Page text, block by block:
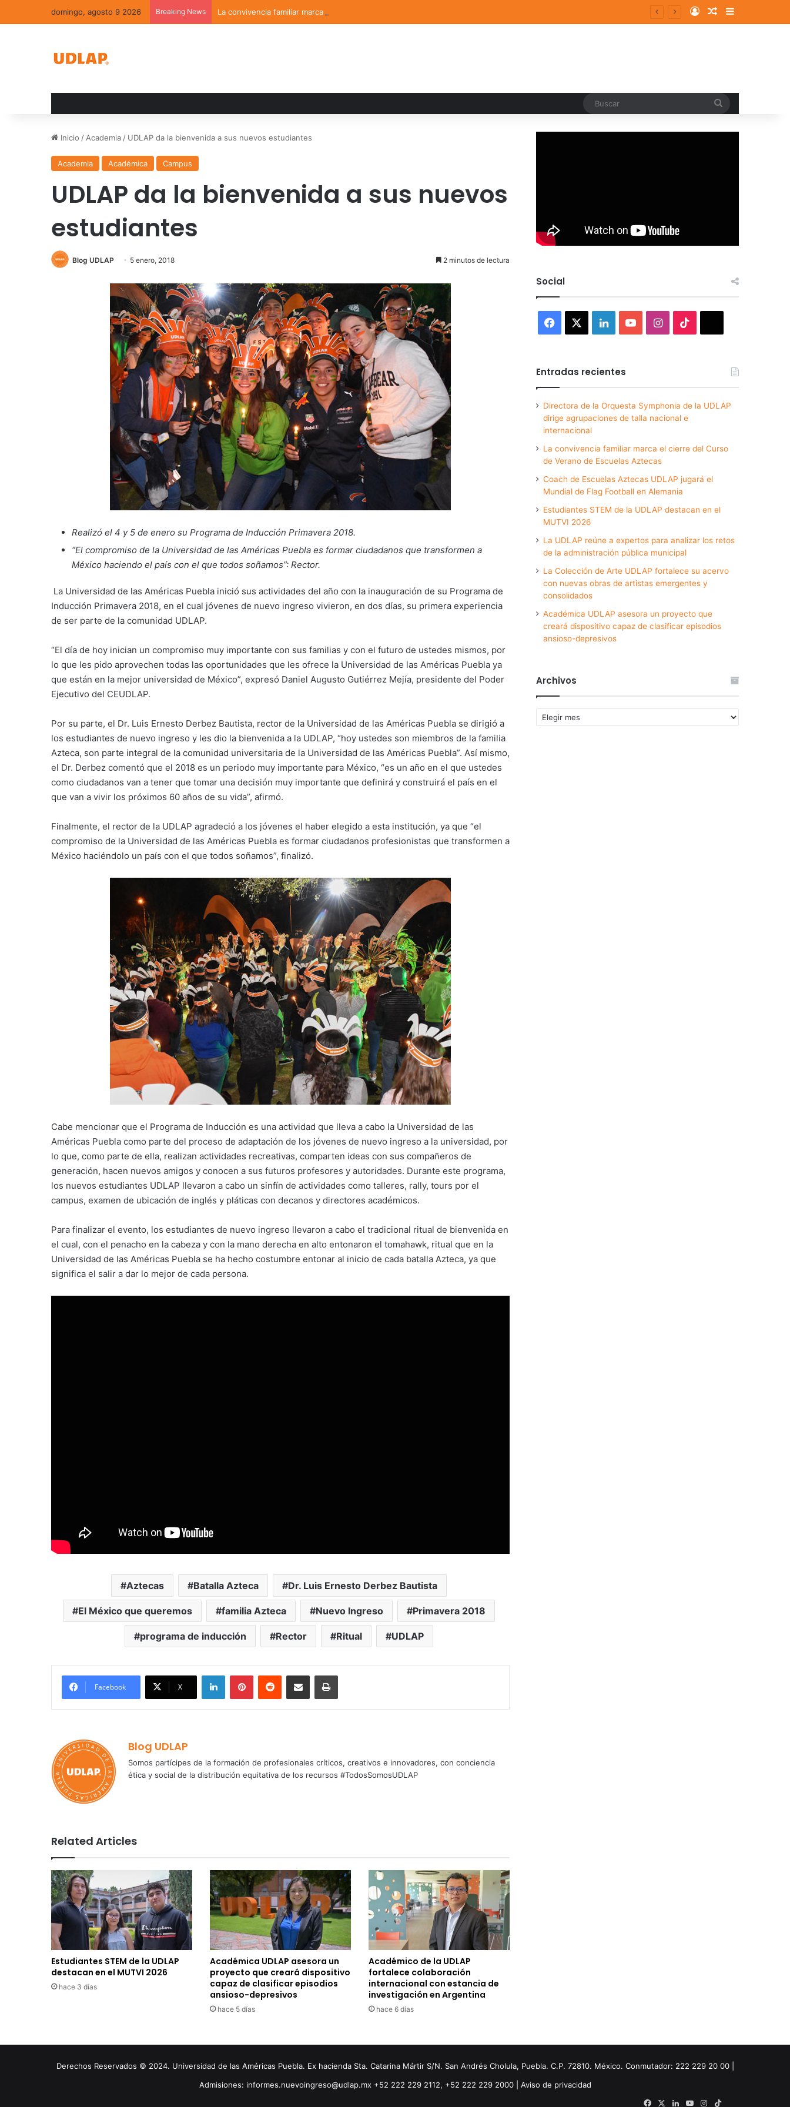
domingo, agosto 9 2026 Breaking News La convivencia familiar marca el cierre del Curso de Verano de Escuelas Aztecas Log InRandom Article
Sidebar
Inicio / Academia / UDLAP da la bienvenida a sus nuevos estudiantes
Academia Académica Campus
UDLAP da la bienvenida a sus nuevos
estudiantes
Blog UDLAP 5 enero, 2018 2 minutos de lectura
Realizó el 4 y 5 de enero su Programa de Inducción Primavera 2018.
“El compromiso de la Universidad de las Américas Puebla es formar ciudadanos que transformen a
México haciendo el país con el que todos soñamos”: Rector.
La Universidad de las Américas Puebla inició sus actividades del año con la inauguración de su Programa de
Inducción Primavera 2018, en el cual jóvenes de nuevo ingreso vivieron, en dos días, su primera experiencia
de ser parte de la comunidad UDLAP.
“El día de hoy inician un compromiso muy importante con sus familias y con el futuro de ustedes mismos, por
lo que les pido aprovechen todas las oportunidades que les ofrece la Universidad de las Américas Puebla ya
que están en la mejor universidad de México”, expresó Daniel Augusto Gutiérrez Mejía, presidente del Poder
Ejecutivo del CEUDLAP.
Por su parte, el Dr. Luis Ernesto Derbez Bautista, rector de la Universidad de las Américas Puebla se dirigió a
los estudiantes de nuevo ingreso y les dio la bienvenida a la UDLAP, “hoy ustedes son miembros de la familia
Azteca, son parte integral de la comunidad universitaria de la Universidad de las Américas Puebla”. Así mismo,
el Dr. Derbez comentó que el 2018 es un periodo muy importante para México, “es un año en el que ustedes
como ciudadanos van a tener que tomar una decisión muy importante que definirá y construirá el país en el
que van a vivir los próximos 60 años de su vida”, afirmó.
Finalmente, el rector de la UDLAP agradeció a los jóvenes el haber elegido a esta institución, ya que “el
compromiso de la Universidad de las Américas Puebla es formar ciudadanos profesionistas que transformen a
México haciéndolo un país con el que todos soñamos”, finalizó.
Cabe mencionar que el Programa de Inducción es una actividad que lleva a cabo la Universidad de las
Américas Puebla como parte del proceso de adaptación de los jóvenes de nuevo ingreso a la universidad, por
lo que, como parte de ella, realizan actividades recreativas, comparten ideas con sus compañeros de
generación, hacen nuevos amigos y conocen a sus futuros profesores y autoridades. Durante este programa,
los nuevos estudiantes UDLAP llevaron a cabo un sinfín de actividades como talleres, rally, tours por el
campus, examen de ubicación de inglés y pláticas con decanos y directores académicos.
Para finalizar el evento, los estudiantes de nuevo ingreso llevaron a cabo el tradicional ritual de bienvenida en
el cual, con el penacho en la cabeza y con la mano derecha en alto entonaron el tomahawk, ritual que en la
Universidad de las Américas Puebla se ha hecho costumbre entonar al inicio de cada batalla Azteca, ya que
significa el salir a dar lo mejor de cada persona.
Aztecas Batalla Azteca Dr. Luis Ernesto Derbez Bautista
El México que queremos familia Azteca Nuevo Ingreso Primavera 2018
programa de inducción Rector Ritual UDLAP
Facebook X
LinkedInPinterestReddit Share via Email Print
Blog UDLAP
Somos partícipes de la formación de profesionales críticos, creativos e innovadores, con conciencia
ética y social de la distribución equitativa de los recursos #TodosSomosUDLAP
Related Articles
Estudiantes STEM de la UDLAP
destacan en el MUTVI 2026
hace 3 días
Académica UDLAP asesora un
proyecto que creará dispositivo
capaz de clasificar episodios
ansioso-depresivos
hace 5 días
Académico de la UDLAP
fortalece colaboración
internacional con estancia de
investigación en Argentina
hace 6 días
Social
Facebook LinkedInYouTubeInstagram
Entradas recientes
Directora de la Orquesta Symphonia de la UDLAP
dirige agrupaciones de talla nacional e
internacional
La convivencia familiar marca el cierre del Curso
de Verano de Escuelas Aztecas
Coach de Escuelas Aztecas UDLAP jugará el
Mundial de Flag Football en Alemania
Estudiantes STEM de la UDLAP destacan en el
MUTVI 2026
La UDLAP reúne a expertos para analizar los retos
de la administración pública municipal
La Colección de Arte UDLAP fortalece su acervo
con nuevas obras de artistas emergentes y
consolidados
Académica UDLAP asesora un proyecto que
creará dispositivo capaz de clasificar episodios
ansioso-depresivos
Archivos
Archivos
Derechos Reservados © 2024. Universidad de las Américas Puebla. Ex hacienda Sta. Catarina Mártir S/N. San Andrés Cholula, Puebla. C.P. 72810. México. Conmutador: 222 229 20 00 |
Admisiones: informes.nuevoingreso@udlap.mx +52 222 229 2112, +52 222 229 2000 | Aviso de privacidad
Facebook
X LinkedInYouTubeInstagram
TikTok